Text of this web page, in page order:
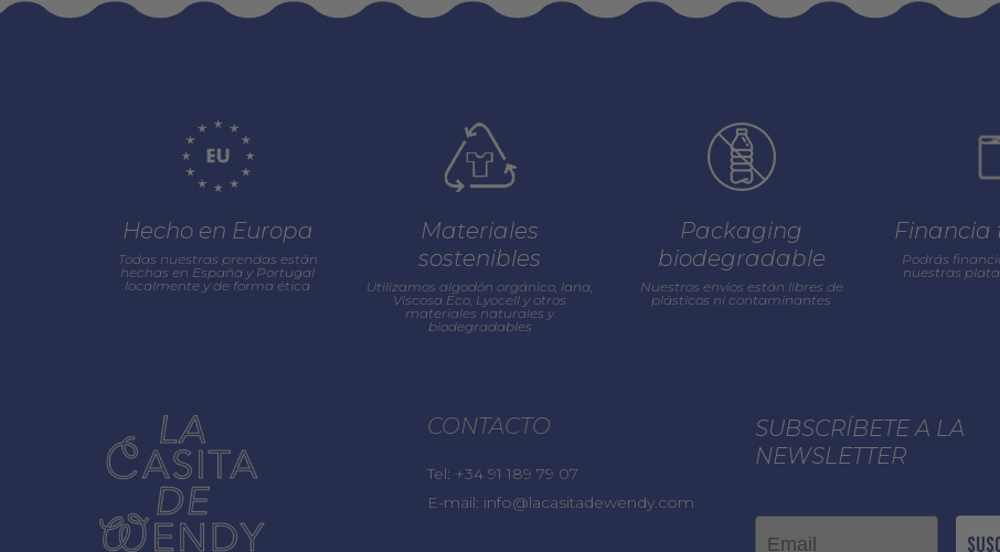
Hecho en Europa
Todas nuestras prendas están
hechas en España y Portugal
localmente y de forma ética
Materiales
sostenibles
Utilizamos algodón orgánico, lana,
Viscosa Eco, Lyocell y otros
materiales naturales y
biodegradables
Packaging
biodegradable
Nuestros envios están libres de
plásticos ni contaminantes
Financia
Podrás
nuestras
CONTACTO
Tel: +34 91 189 79 07
E-mail: info@lacasitadewendy.com
SUBSCRÍBETE A LA
NEWSLETTER
Email